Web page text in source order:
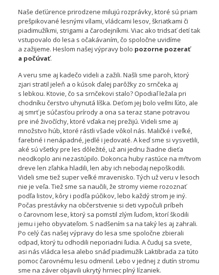
Naše deťúrence prirodzene milujú rozprávky, ktoré sú priam
prešpikované lesnými vílami, vládcami lesov, škriatkami či
piadimužíkmi, strigami a čarodejníkmi. Viac ako tridsať detí tak
vstupovalo do lesa s očakávaním, čo spoločne uvidíme
a zažijeme. Heslom našej výpravy bolo pozorne pozerať
a počúvať.
A veru sme aj kadečo videli a zažili. Našli sme paroh, ktorý
zjari stratil jeleň a o kúsok ďalej parôžky zo srnčeka aj
s lebkou. Ktovie, čo sa srnčekovi stalo? Opodiaľ ležala pri
chodníku čerstvo uhynutá líška. Deťom jej bolo veľmi ľúto, ale
aj smrť je súčasťou prírody a ona sa teraz stane potravou
pre iné živočíchy, ktoré vďaka nej prežijú. Videli sme aj
množstvo húb, ktoré rástli všade vôkol nás. Maličké i veľké,
farebné i nenápadné, jedlé i jedovaté. A keď sme si vysvetlili,
aké sú všetky pre les dôležité, už ani jednu žiadne dieťa
neodkoplo ani nezastúpilo. Dokonca huby rastúce na mŕtvom
dreve len zľahka hladili, len aby ich nebodaj nepoškodili.
Videli sme tiež super veľké mravenisko. Tých už veru v lesoch
nie je veľa. Tiež sme sa naučili, že stromy vieme rozoznať
podľa listov, kôry i podľa púčikov, lebo každý strom je iný.
Počas prestávky na občerstvenie si deti vypočuli príbeh
o čarovnom lese, ktorý sa pomstil zlým ľuďom, ktorí škodili
jemu i jeho obyvateľom. S nadšením sa na taký les aj zahrali.
Po celý čas našej výpravy do lesa sme spoločne zbierali
odpad, ktorý tu odhodili neporiadni ľudia. A čuduj sa svete,
asi nás vládca lesa alebo snáď piadimužík Laktibrada za túto
pomoc čarovnému lesu odmenil. Lebo v jednej z dutín stromu
sme na záver objavili ukrytý hrniec plný lízaniek.